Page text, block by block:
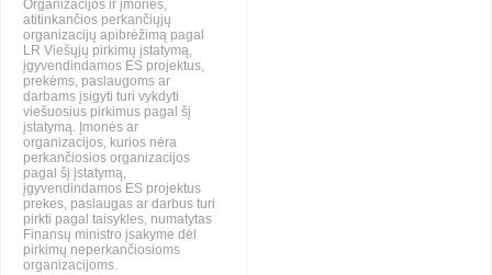
Organizacijos ir įmonės,
atitinkančios perkančiųjų
organizacijų apibrėžimą pagal
LR Viešųjų pirkimų įstatymą,
įgyvendindamos ES projektus,
prekėms, paslaugoms ar
darbams įsigyti turi vykdyti
viešuosius pirkimus pagal šį
įstatymą. Įmonės ar
organizacijos, kurios nėra
perkančiosios organizacijos
pagal šį įstatymą,
įgyvendindamos ES projektus
prekes, paslaugas ar darbus turi
pirkti pagal taisykles, numatytas
Finansų ministro įsakyme dėl
pirkimų neperkančiosioms
organizacijoms.